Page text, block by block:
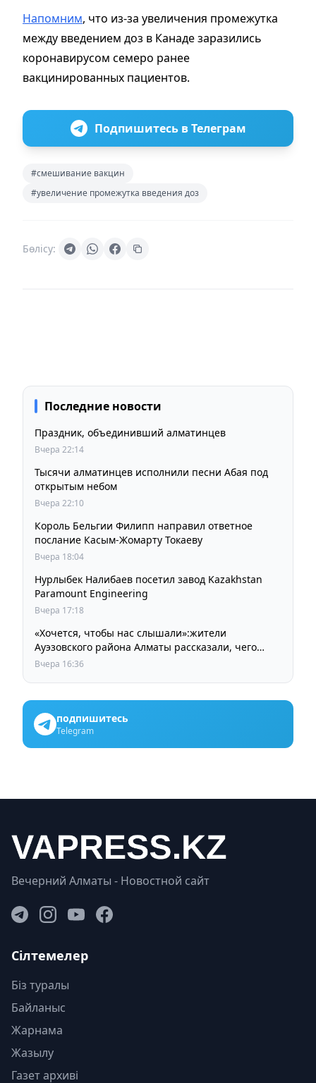
Напомним, что из-за увеличения промежутка
между введением доз в Канаде заразились
коронавирусом семеро ранее
вакцинированных пациентов.
Подпишитесь в Телеграм
#смешивание вакцин
#увеличение промежутка введения доз
Бөлісу:
Последние новости
Праздник, объединивший алматинцев
Вчера 22:14
Тысячи алматинцев исполнили песни Абая под
открытым небом
Вчера 22:10
Король Бельгии Филипп направил ответное
послание Касым-Жомарту Токаеву
Вчера 18:04
Нурлыбек Налибаев посетил завод Kazakhstan
Paramount Engineering
Вчера 17:18
«Хочется, чтобы нас слышали»:жители
Ауэзовского района Алматы рассказали, чего
ждут от выборов депутатов Курултая
Вчера 16:36
подпишитесь
Telegram
Вечерний Алматы - Новостной сайт
Сілтемелер
Біз туралы
Байланыс
Жарнама
Жазылу
Газет архиві